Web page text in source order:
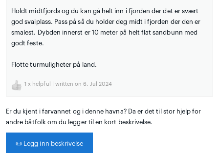
Holdt midtfjords og du kan gå helt inn i fjorden der det er svært
god svaiplass. Pass på så du holder deg midt i fjorden der den er
smalest. Dybden innerst er 10 meter på helt flat sandbunn med
godt feste.
Flotte turmuligheter på land.
1 x helpful | written on 6. Jul 2024
Er du kjent i farvannet og i denne havna? Da er det til stor hjelp for
andre båtfolk om du legger til en kort beskrivelse.
📜 Legg inn beskrivelse